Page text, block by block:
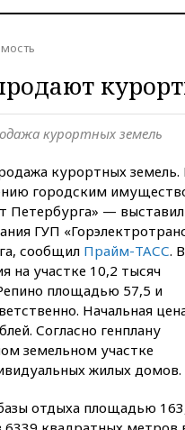
курортных земель
курортных земель.
городским
— выставил
ГУП
сообщил Прайм-ТАСС. В
на участке 10,2 тысяч
площадью 57,5 и
Начальная
Согласно генплану
земельном участке
жилых домов.
отдыха площадью